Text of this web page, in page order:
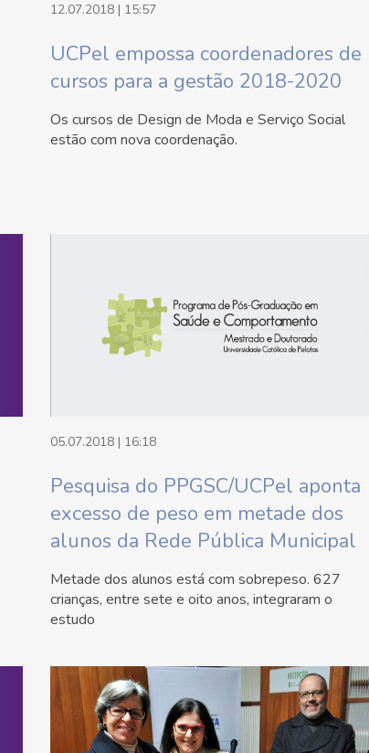
12.07.2018 | 15:57
UCPel empossa coordenadores de
cursos para a gestão 2018-2020
Os cursos de Design de Moda e Serviço Social
estão com nova coordenação.
05.07.2018 | 16:18
Pesquisa do PPGSC/UCPel aponta
excesso de peso em metade dos
alunos da Rede Pública Municipal
Metade dos alunos está com sobrepeso. 627
crianças, entre sete e oito anos, integraram o
estudo